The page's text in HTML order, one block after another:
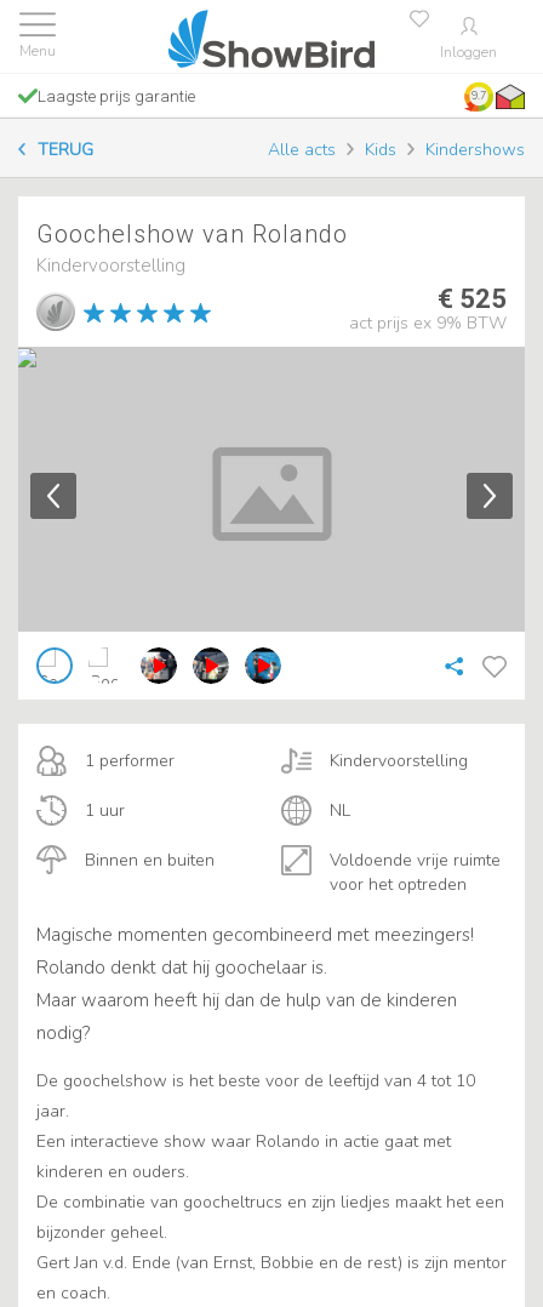
Inloggen
Laagste prijs garantie 9.7
TERUG Alle acts Kids Kindershows
Goochelshow van Rolando
Kindervoorstelling
€ 525
act prijs ex 9% BTW
1 performer
Binnen en buiten
Kindervoorstelling
1 uur
Voldoende vrije ruimte
voor het optreden
NL
Magische momenten gecombineerd met meezingers!
Rolando denkt dat hij goochelaar is.
Maar waarom heeft hij dan de hulp van de kinderen
nodig?
De goochelshow is het beste voor de leeftijd van 4 tot 10
jaar.
Een interactieve show waar Rolando in actie gaat met
kinderen en ouders.
De combinatie van goocheltrucs en zijn liedjes maakt het een
bijzonder geheel.
Gert Jan v.d. Ende (van Ernst, Bobbie en de rest) is zijn mentor
en coach.